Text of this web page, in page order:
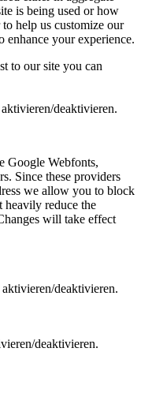
is being used or how
help us customize our
your experience.
to our site you can
deaktivieren.
Google Webfonts,
Since these providers
we allow you to block
heavily reduce the
will take effect
deaktivieren.
deaktivieren.